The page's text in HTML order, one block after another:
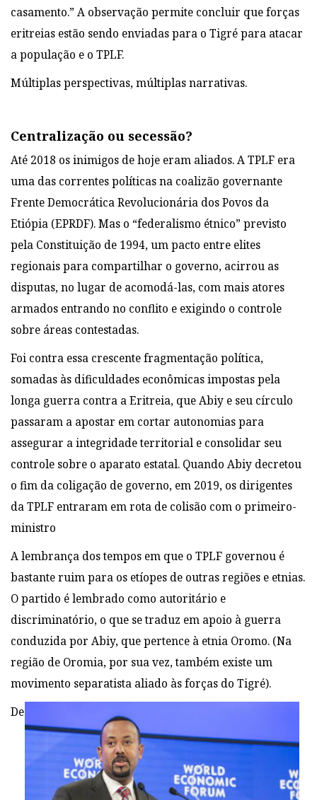
casamento.” A observação permite concluir que forças
eritreias estão sendo enviadas para o Tigré para atacar
a população e o TPLF.
Múltiplas perspectivas, múltiplas narrativas.
Centralização ou secessão?
Até 2018 os inimigos de hoje eram aliados. A TPLF era
uma das correntes políticas na coalizão governante
Frente Democrática Revolucionária dos Povos da
Etiópia (EPRDF). Mas o “federalismo étnico” previsto
pela Constituição de 1994, um pacto entre elites
regionais para compartilhar o governo, acirrou as
disputas, no lugar de acomodá-las, com mais atores
armados entrando no conflito e exigindo o controle
sobre áreas contestadas.
Foi contra essa crescente fragmentação política,
somadas às dificuldades econômicas impostas pela
longa guerra contra a Eritreia, que Abiy e seu círculo
passaram a apostar em cortar autonomias para
assegurar a integridade territorial e consolidar seu
controle sobre o aparato estatal. Quando Abiy decretou
o fim da coligação de governo, em 2019, os dirigentes
da TPLF entraram em rota de colisão com o primeiro-
ministro
A lembrança dos tempos em que o TPLF governou é
bastante ruim para os etíopes de outras regiões e etnias.
O partido é lembrado como autoritário e
discriminatório, o que se traduz em apoio à guerra
conduzida por Abiy, que pertence à etnia Oromo. (Na
região de Oromia, por sua vez, também existe um
movimento separatista aliado às forças do Tigré).
De